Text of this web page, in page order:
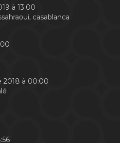
à 13:00
casablanca
2018 à 00:00